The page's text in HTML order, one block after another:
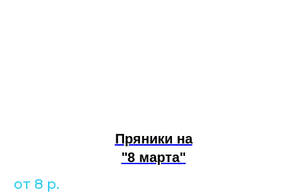
Пряники на
"8 марта"
от 8 р.